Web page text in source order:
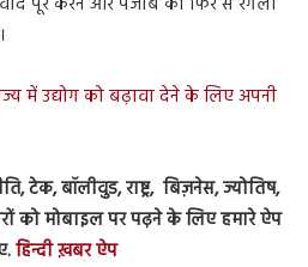
में उद्योग को बढ़ावा देने के लिए अपनी
टेक, बॉलीवुड, राष्ट्र, बिज़नेस, ज्योतिष,
को मोबाइल पर पढ़ने के लिए हमारे ऐप
हिन्दी ख़बर ऐप